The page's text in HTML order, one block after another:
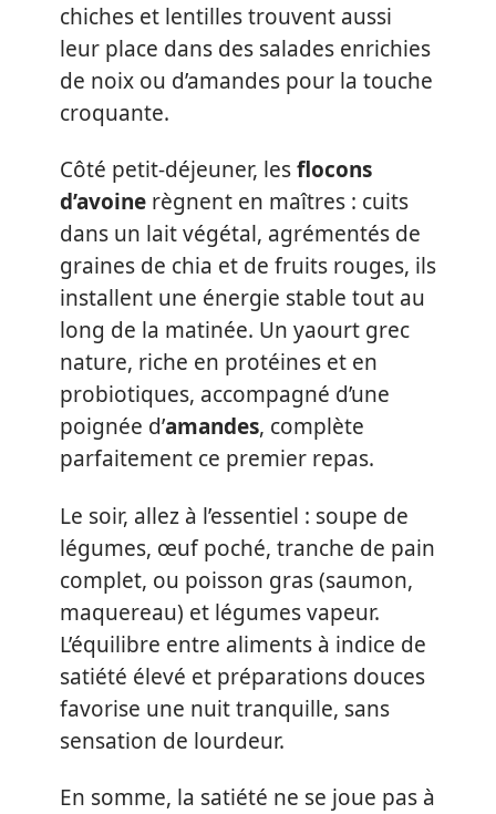
chiches et lentilles trouvent aussi
leur place dans des salades enrichies
de noix ou d’amandes pour la touche
croquante.
Côté petit-déjeuner, lesflocons
d’avoine règnent en maîtres : cuits
dans un lait végétal, agrémentés de
graines de chia et de fruits rouges, ils
installent une énergie stable tout au
long de la matinée. Un yaourt grec
nature, riche en protéines et en
probiotiques, accompagné d’une
poignée d’amandes, complète
parfaitement ce premier repas.
Le soir, allez à l’essentiel : soupe de
légumes, œuf poché, tranche de pain
complet, ou poisson gras (saumon,
maquereau) et légumes vapeur.
L’équilibre entre aliments à indice de
satiété élevé et préparations douces
favorise une nuit tranquille, sans
sensation de lourdeur.
En somme, la satiété ne se joue pas à